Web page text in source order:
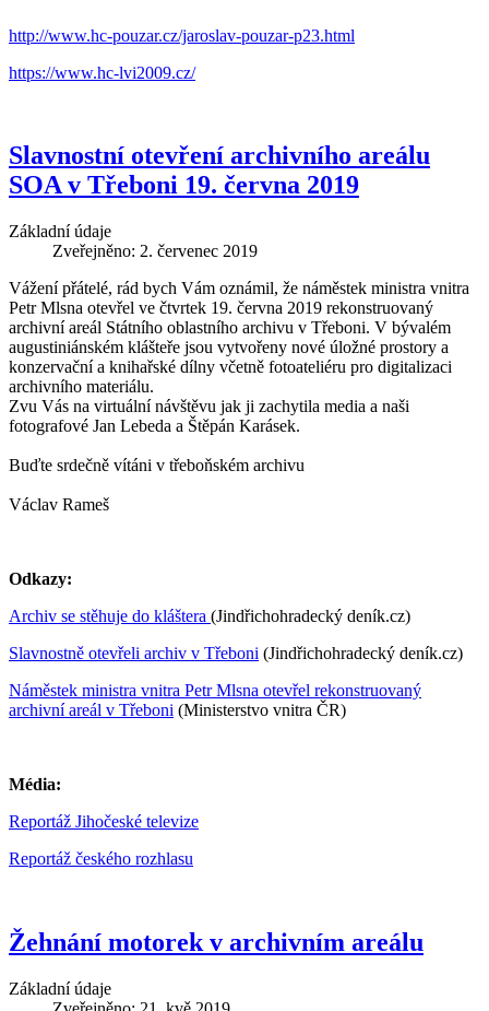
http://www.hc-pouzar.cz/jaroslav-pouzar-p23.html
https://www.hc-lvi2009.cz/
Slavnostní otevření archivního areálu
SOA v Třeboni 19. června 2019
Základní údaje
Zveřejněno: 2. červenec 2019
Vážení přátelé, rád bych Vám oznámil, že náměstek ministra vnitra
Petr Mlsna otevřel ve čtvrtek 19. června 2019 rekonstruovaný
archivní areál Státního oblastního archivu v Třeboni. V bývalém
augustiniánském klášteře jsou vytvořeny nové úložné prostory a
konzervační a knihařské dílny včetně fotoateliéru pro digitalizaci
archivního materiálu.
Zvu Vás na virtuální návštěvu jak ji zachytila media a naši
fotografové Jan Lebeda a Štěpán Karásek.
Buďte srdečně vítáni v třeboňském archivu
Václav Rameš
Odkazy:
Archiv se stěhuje do kláštera (Jindřichohradecký deník.cz)
Slavnostně otevřeli archiv v Třeboni (Jindřichohradecký deník.cz)
Náměstek ministra vnitra Petr Mlsna otevřel rekonstruovaný
archivní areál v Třeboni (Ministerstvo vnitra ČR)
Média:
Reportáž Jihočeské televize
Reportáž českého rozhlasu
Žehnání motorek v archivním areálu
Základní údaje